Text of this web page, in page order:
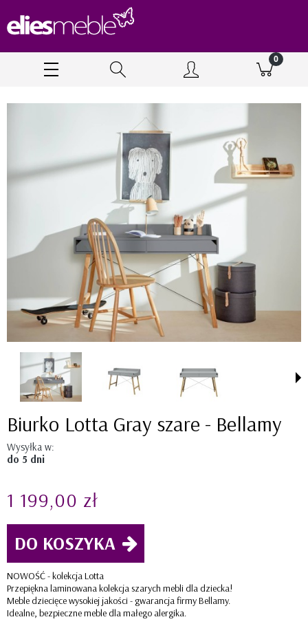
Biurko Lotta Gray szare - Bellamy
Wysyłka w:
do 5 dni
1 199,00 zł
DO KOSZYKA
NOWOŚĆ - kolekcja Lotta
Przepiękna laminowana kolekcja szarych mebli dla dziecka!
Meble dziecięce wysokiej jakości - gwarancja firmy Bellamy.
Idealne, bezpieczne meble dla małego alergika.